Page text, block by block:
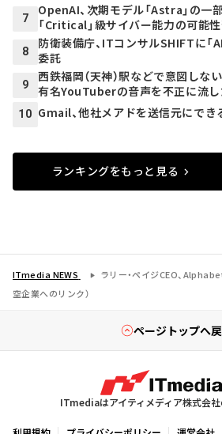
7
OpenAI、次期モデル「Astra」の一
「Critical」級サイバー能力の可能
8
防衛装備庁、ITコンサルSHIFTに「
委託
9
西鉄福岡（天神）駅などで意図し
有名YouTuberの音声を不正に流し
10 Gmail、他社メアドを送信元にでき
ランキングをもっと見る
ITmedia NEWS
ラリー・ペイジCEO、
空企業へのリンク）
ページトップへ
ITmediaはアイティメディア株式会社